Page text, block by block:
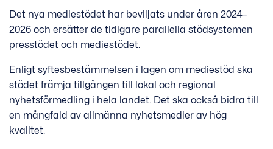
Det nya mediestödet har beviljats under åren 2024–
2026 och ersätter de tidigare parallella stödsystemen
presstödet och mediestödet.
Enligt syftesbestämmelsen i lagen om mediestöd ska
stödet främja tillgången till lokal och regional
nyhetsförmedling i hela landet. Det ska också bidra till
en mångfald av allmänna nyhetsmedier av hög
kvalitet.